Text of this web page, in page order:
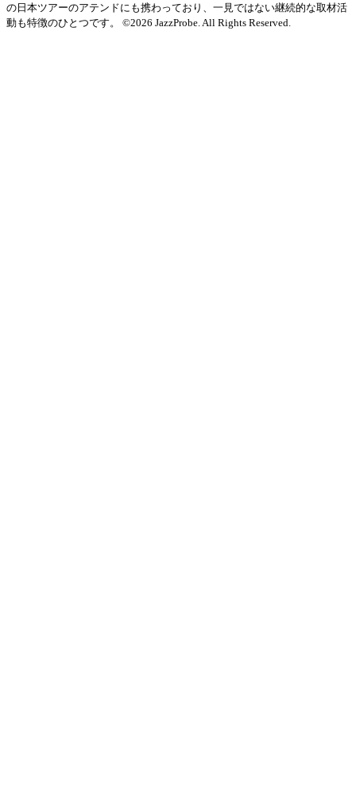
の日本ツアーのアテンドにも携わっており、一見ではない継続的な取材活
動も特徴のひとつです。 ©2026 JazzProbe. All Rights Reserved.